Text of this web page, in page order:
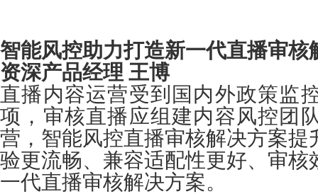
智能风控助力打造新一代直播审核
资深产品经理 王博
直播内容运营受到国内外政策监
项，审核直播应组建内容风控团
营，智能风控直播审核解决方案提
验更流畅、兼容适配性更好、审核
一代直播审核解决方案。